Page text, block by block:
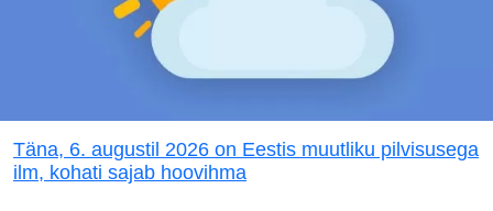
Täna, 6. augustil 2026 on Eestis muutliku pilvisusega
ilm, kohati sajab hoovihma